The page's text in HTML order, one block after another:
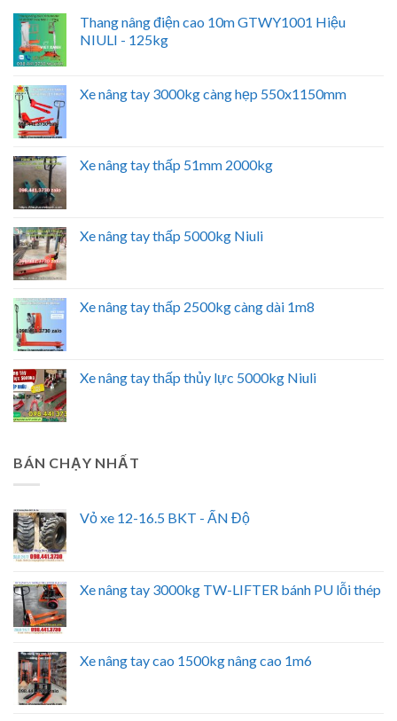
Thang nâng điện cao 10m GTWY1001 Hiệu
NIULI - 125kg
Xe nâng tay 3000kg càng hẹp 550x1150mm
Xe nâng tay thấp 51mm 2000kg
Xe nâng tay thấp 5000kg Niuli
Xe nâng tay thấp 2500kg càng dài 1m8
Xe nâng tay thấp thủy lực 5000kg Niuli
BÁN CHẠY NHẤT
Vỏ xe 12-16.5 BKT - ẤN Độ
Xe nâng tay 3000kg TW-LIFTER bánh PU lỗi thép
Xe nâng tay cao 1500kg nâng cao 1m6